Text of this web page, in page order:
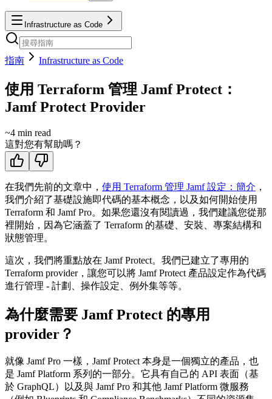
Infrastructure as Code
指南 Infrastructure as Code
使用 Terraform 管理 Jamf Protect：
Jamf Protect Provider
~4 min read
這對您有幫助嗎？
在我們先前的文章中， 使用 Terraform 管理 Jamf 設定：簡介 ，
我們介紹了基礎設施即代碼的基本概念，以及如何開始使用
Terraform 和 Jamf Pro。如果您還沒有閱讀過，我們建議您從那
裡開始，因為它涵蓋了 Terraform 的基礎、安裝、專案結構和
狀態管理。
這次，我們將重點放在 Jamf Protect。我們已建立了專用的
Terraform provider，讓您可以將 Jamf Protect 產品設定作為代碼
進行管理 - 計劃、操作設定、例外集等等。
為什麼需要 Jamf Protect 的專用
provider？
就像 Jamf Pro 一樣，Jamf Protect 本身是一個獨立的產品，也
是 Jamf Platform 系列的一部分。它具有自己的 API 表面（基
於 GraphQL）以及與 Jamf Pro 和其他 Jamf Platform 微服務